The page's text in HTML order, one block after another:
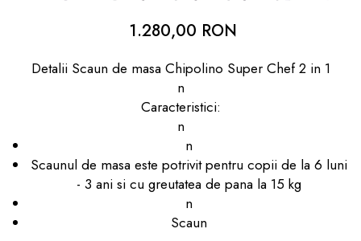
Igiena copii
1.280,00 RON
Detalii Scaun de masa Chipolino Super Chef 2 in 1
n
Caracteristici:
n
n
Scaunul de masa este potrivit pentru copii de la 6 luni
- 3 ani si cu greutatea de pana la 15 kg
n
Scaun